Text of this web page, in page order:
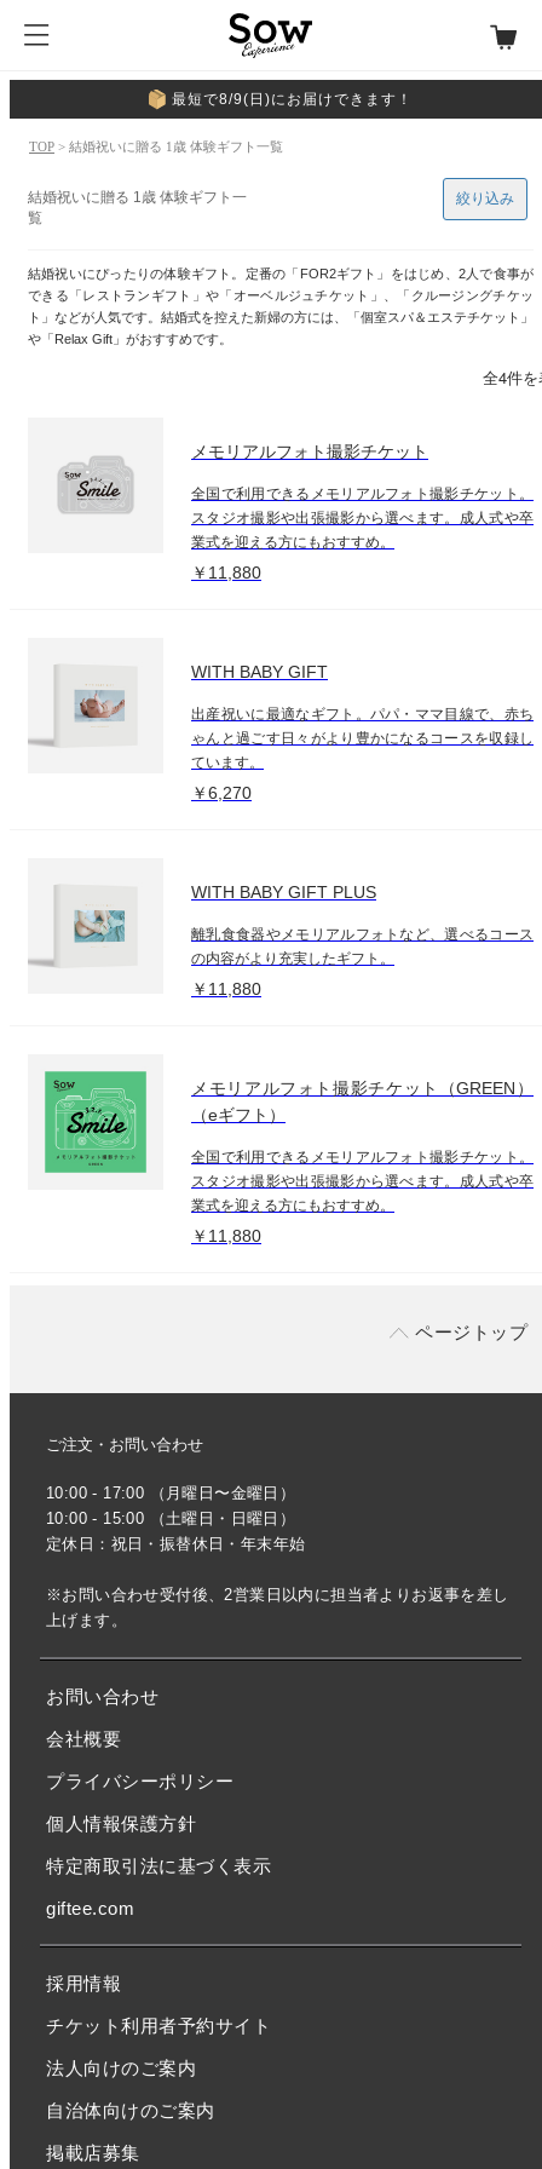
最短で8/9(日)にお届けできます！
TOP > 結婚祝いに贈る 1歳 体験ギフト一覧
結婚祝いに贈る 1歳 体験ギフト一
覧
結婚祝いにぴったりの体験ギフト。定番の「FOR2ギフト」をはじめ、2人で食事が
できる「レストランギフト」や「オーベルジュチケット」、「クルージングチケッ
ト」などが人気です。結婚式を控えた新婦の方には、「個室スパ＆エステチケット」
や「Relax Gift」がおすすめです。
絞り込み
全4件
メモリアルフォト撮影チケット
全国で利用できるメモリアルフォト撮影チケット。
スタジオ撮影や出張撮影から選べます。成人式や卒
業式を迎える方にもおすすめ。
￥11,880
WITH BABY GIFT
出産祝いに最適なギフト。パパ・ママ目線で、赤ち
ゃんと過ごす日々がより豊かになるコースを収録し
ています。
￥6,270
WITH BABY GIFT PLUS
離乳食食器やメモリアルフォトなど、選べるコース
の内容がより充実したギフト。
￥11,880
メモリアルフォト撮影チケット（GREEN）
（eギフト）
全国で利用できるメモリアルフォト撮影チケット。
スタジオ撮影や出張撮影から選べます。成人式や卒
業式を迎える方にもおすすめ。
￥11,880
ページトップ
ご注文・お問い合わせ
10:00 - 17:00 （月曜日〜金曜日）
10:00 - 15:00 （土曜日・日曜日）
定休日：祝日・振替休日・年末年始
※お問い合わせ受付後、2営業日以内に担当者よりお返事を差し
上げます。
お問い合わせ
会社概要
プライバシーポリシー
個人情報保護方針
特定商取引法に基づく表示
giftee.com
採用情報
チケット利用者予約サイト
法人向けのご案内
自治体向けのご案内
掲載店募集